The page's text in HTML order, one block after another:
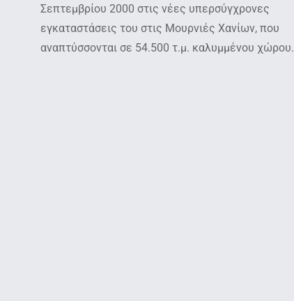
Σεπτεμβρίου 2000 στις νέες υπερσύγχρονες
εγκαταστάσεις του στις Μουρνιές Χανίων, που
αναπτύσσονται σε 54.500 τ.μ. καλυμμένου χώρου.